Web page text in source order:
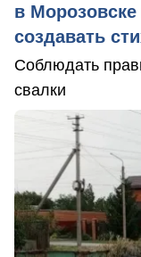
в
создавать
Соблюдать
свалки